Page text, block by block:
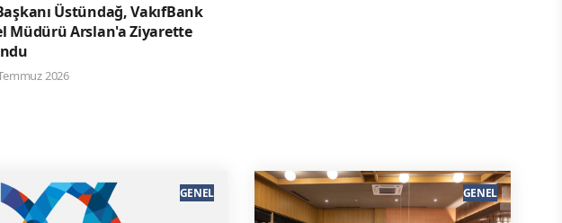
Üstündağ, VakıfBank
Müdürü Arslan'a Ziyarette
2026
GENEL GENEL